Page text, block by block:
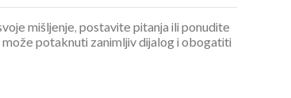
mišljenje, postavite pitanja ili ponudite
potaknuti zanimljiv dijalog i obogatiti